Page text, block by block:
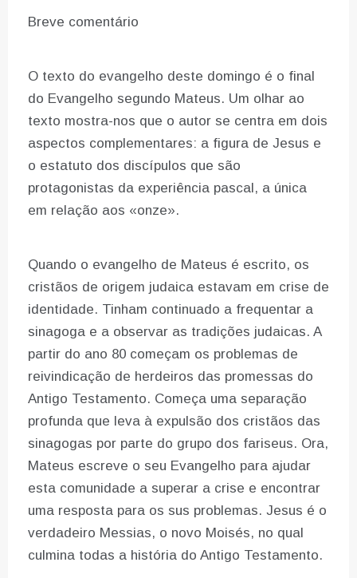
Breve comentário
O texto do evangelho deste domingo é o final
do Evangelho segundo Mateus. Um olhar ao
texto mostra-nos que o autor se centra em dois
aspectos complementares: a figura de Jesus e
o estatuto dos discípulos que são
protagonistas da experiência pascal, a única
em relação aos «onze».
Quando o evangelho de Mateus é escrito, os
cristãos de origem judaica estavam em crise de
identidade. Tinham continuado a frequentar a
sinagoga e a observar as tradições judaicas. A
partir do ano 80 começam os problemas de
reivindicação de herdeiros das promessas do
Antigo Testamento. Começa uma separação
profunda que leva à expulsão dos cristãos das
sinagogas por parte do grupo dos fariseus. Ora,
Mateus escreve o seu Evangelho para ajudar
esta comunidade a superar a crise e encontrar
uma resposta para os sus problemas. Jesus é o
verdadeiro Messias, o novo Moisés, no qual
culmina todas a história do Antigo Testamento.